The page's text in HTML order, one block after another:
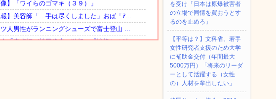
を受け「日本は原爆被害者
の立場で同情を買おうとす
るのを止めろ」
【平等は？】文科省、若手
女性研究者支援のため大学
に補助金交付（年間最大
5000万円）「将来のリーダ
ーとして活躍する（女性
の）人材を輩出したい」